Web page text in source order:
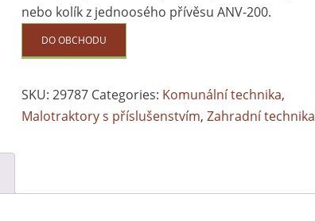
nebo kolík z jednoosého přívěsu ANV-200.
DO OBCHODU
SKU:29787 Categories: Komunální technika,
Malotraktory s příslušenstvím,Zahradní technika